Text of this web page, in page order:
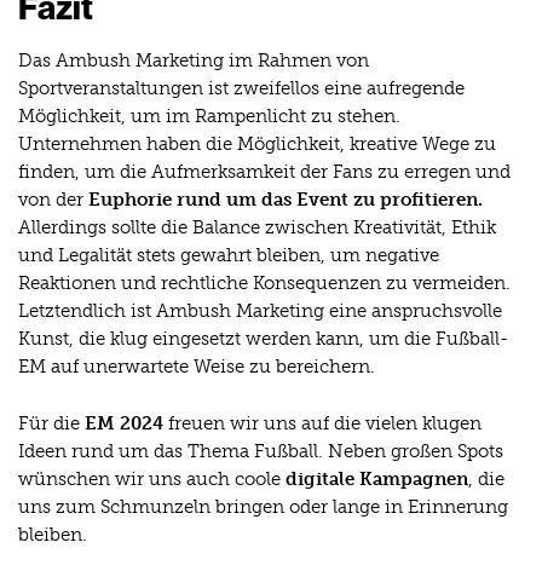
Das Ambush Marketing im Rahmen von
Sportveranstaltungen ist zweifellos eine aufregende
Möglichkeit, um im Rampenlicht zu stehen.
Unternehmen haben die Möglichkeit, kreative Wege zu
finden, um die Aufmerksamkeit der Fans zu erregen und
von der Euphorie rund um das Event zu profitieren.
Allerdings sollte die Balance zwischen Kreativität, Ethik
und Legalität stets gewahrt bleiben, um negative
Reaktionen und rechtliche Konsequenzen zu vermeiden.
Letztendlich ist Ambush Marketing eine anspruchsvolle
Kunst, die klug eingesetzt werden kann, um die Fußball-
EM auf unerwartete Weise zu bereichern.
Für die EM 2024 freuen wir uns auf die vielen klugen
Ideen rund um das Thema Fußball. Neben großen Spots
wünschen wir uns auch coole digitale Kampagnen, die
uns zum Schmunzeln bringen oder lange in Erinnerung
bleiben.